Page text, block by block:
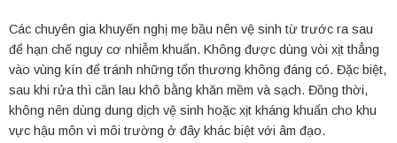
Các chuyên gia khuyến nghị mẹ bầu nên vệ sinh từ trước ra sau
để hạn chế nguy cơ nhiễm khuẩn. Không được dùng vòi xịt thẳng
vào vùng kín để tránh những tổn thương không đáng có. Đặc biệt,
sau khi rửa thì cần lau khô bằng khăn mềm và sạch. Đồng thời,
không nên dùng dung dịch vệ sinh hoặc xịt kháng khuẩn cho khu
vực hậu môn vì môi trường ở đây khác biệt với âm đạo.